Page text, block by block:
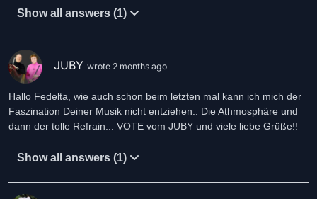
Show all answers (1)
JUBY wrote 2 months ago
Hallo Fedelta, wie auch schon beim letzten mal kann ich mich der
Faszination Deiner Musik nicht entziehen.. Die Athmosphäre und
dann der tolle Refrain... VOTE vom JUBY und viele liebe Grüße!!
Show all answers (1)